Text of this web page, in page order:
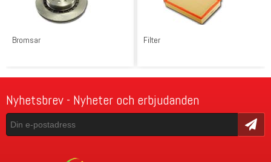
Bromsar Filter
Nyhetsbrev - Nyheter och erbjudanden
Skicka